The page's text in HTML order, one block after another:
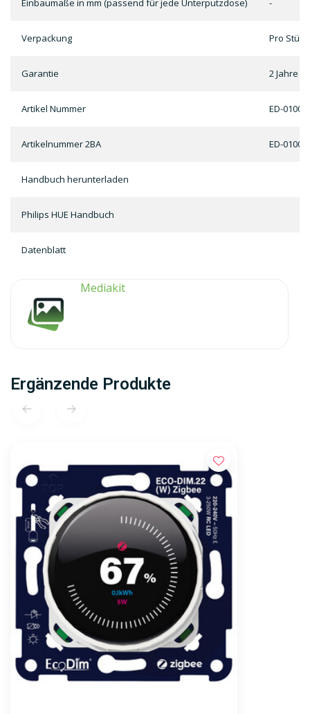
Einbaumaße in mm (passend für jede Unterputzdose) -
Verpackung Pro Stück
Garantie 2 Jahre
Artikel Nummer ED-01008
Artikelnummer 2BA ED-01008
Handbuch herunterladen
Philips HUE Handbuch
Datenblatt
Mediakit
Ergänzende Produkte